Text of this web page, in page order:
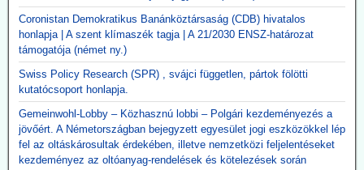
Coronistan Demokratikus Banánköztársaság (CDB) hivatalos
honlapja | A szent klímaszék tagja | A 21/2030 ENSZ-határozat
támogatója (német ny.)
Swiss Policy Research (SPR) , svájci független, pártok fölötti
kutatócsoport honlapja.
Gemeinwohl-Lobby – Közhasznú lobbi – Polgári kezdeményezés a
jövőért. A Németországban bejegyzett egyesület jogi eszközökkel lép
fel az oltáskárosultak érdekében, illetve nemzetközi feljelentéseket
kezdeményez az oltóanyag-rendelések és kötelezések során